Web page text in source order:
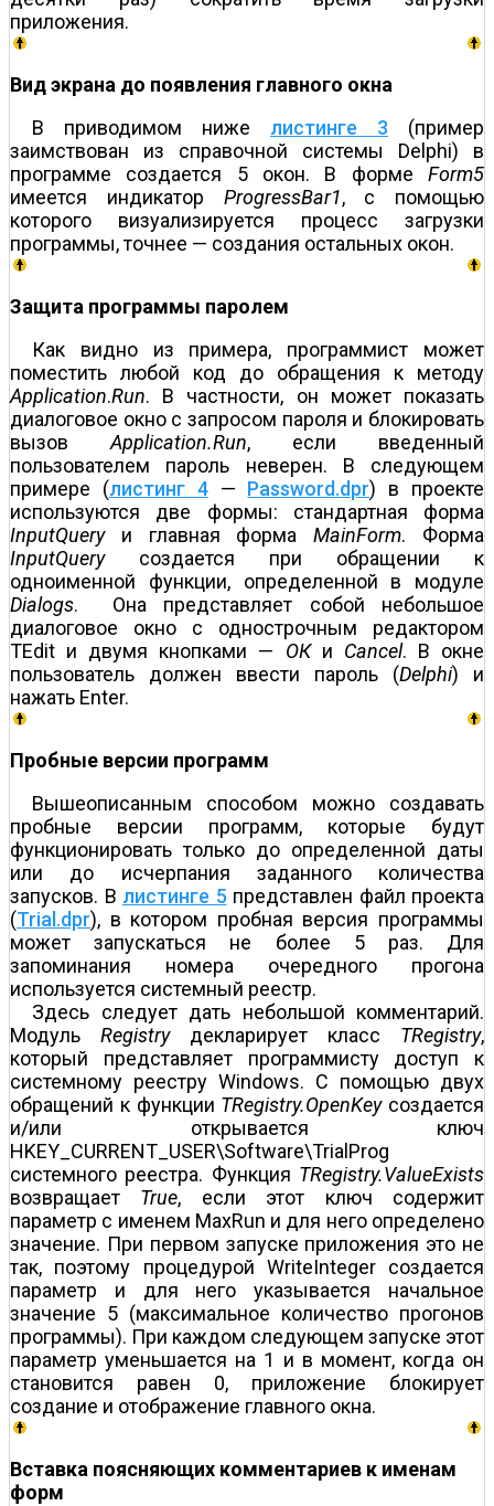
приложения.
Вид экрана до появления главного окна
В приводимом ниже листинге 3 (пример
заимствован из справочной системы Delphi) в
программе создается 5 окон. В форме Form5
имеется индикатор ProgressBar1, с помощью
которого визуализируется процесс загрузки
программы, точнее — создания остальных окон.
Защита программы паролем
Как видно из примера, программист может
поместить любой код до обращения к методу
Application.Run. В частности, он может показать
диалоговое окно с запросом пароля и блокировать
вызовApplication.Run, если введенный
пользователем пароль неверен. В следующем
примере (листинг 4— Password.dpr) в проекте
используются две формы: стандартная форма
InputQueryи главная формаMainForm. Форма
InputQueryсоздается при обращении к
одноименной функции, определенной в модуле
Dialogs. Она представляет собой небольшое
диалоговое окно с однострочным редактором
TEdit и двумя кнопками — ОКи Cancel. В окне
пользователь должен ввести пароль (Delphi) и
нажать Enter.
Пробные версии программ
Вышеописанным способом можно создавать
пробные версии программ, которые будут
функционировать только до определенной даты
или до исчерпания заданного количества
запусков. В листинге 5 представлен файл проекта
(Trial.dpr), в котором пробная версия программы
может запускаться не более 5 раз. Для
запоминания номера очередного прогона
используется системный реестр.
Здесь следует дать небольшой комментарий.
Модуль Registryдекларирует класс TRegistry,
который представляет программисту доступ к
системному реестру Windows. С помощью двух
обращений к функции TRegistry.OpenKeyсоздается
и/или открывается ключ
HKEY_CURRENT_USER\Software\TrialProg
системного реестра. Функция TRegistry.ValueExists
возвращает True, если этот ключ содержит
параметр с именем MaxRun и для него определено
значение. При первом запуске приложения это не
так, поэтому процедурой WriteInteger создается
параметр и для него указывается начальное
значение 5 (максимальное количество прогонов
программы). При каждом следующем запуске этот
параметр уменьшается на 1 и в момент, когда он
становится равен 0, приложение блокирует
создание и отображение главного окна.
Вставка поясняющих комментариев к именам
форм